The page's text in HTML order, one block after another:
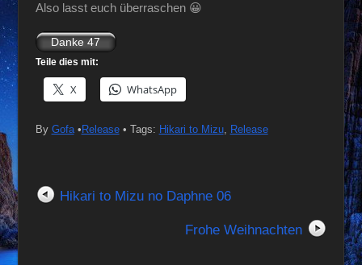
Also lasst euch überraschen 😀
Teile dies mit:
X WhatsApp
By Gofa• Release • Tags: Hikari to Mizu, Release
Hikari to Mizu no Daphne 06
Frohe Weihnachten